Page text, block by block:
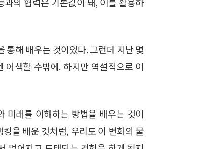
통해 배우는 것이었다. 그런데 지난 몇
색할 수밖에. 하지만 역설적으로 이
미래를 이해하는 방법을 배우는 것이
을 배운 것처럼, 우리도 이 변화의 물